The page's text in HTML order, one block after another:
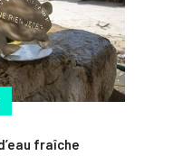
fraîche